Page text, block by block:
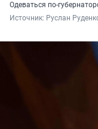
Одеваться по-
Источник: Руслан